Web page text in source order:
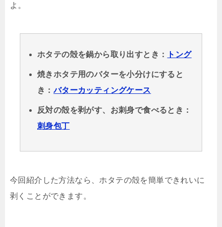
よ。
ホタテの殻を鍋から取り出すとき： トング
焼きホタテ用のバターを小分けにすると
き：バターカッティングケース
反対の殻を剥がす、お刺身で食べるとき：
刺身包丁
今回紹介した方法なら、ホタテの殻を簡単できれいに
剥くことができます。